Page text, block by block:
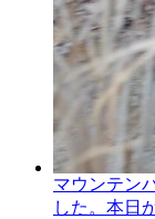
マウンテン
した。本日